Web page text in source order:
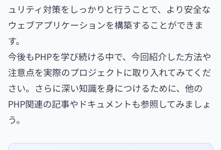
ュリティ対策をしっかりと行うことで、より安全な
ウェブアプリケーションを構築することができま
す。
今後もPHPを学び続ける中で、今回紹介した方法や
注意点を実際のプロジェクトに取り入れてみてくだ
さい。さらに深い知識を身につけるために、他の
PHP関連の記事やドキュメントも参照してみましょ
う。